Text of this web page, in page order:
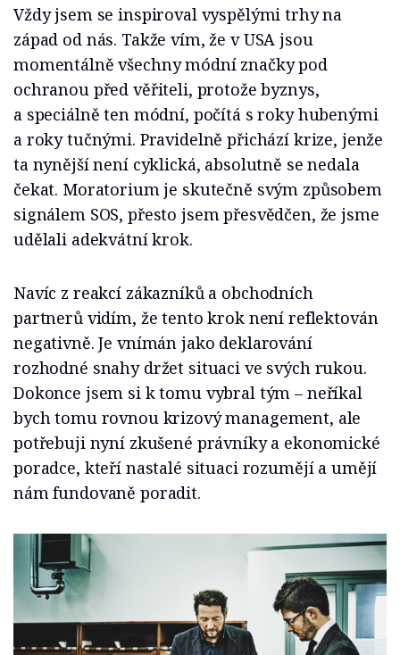
Vždy jsem se inspiroval vyspělými trhy na
západ od nás. Takže vím, že v USA jsou
momentálně všechny módní značky pod
ochranou před věřiteli, protože byznys,
a speciálně ten módní, počítá s roky hubenými
a roky tučnými. Pravidelně přichází krize, jenže
ta nynější není cyklická, absolutně se nedala
čekat. Moratorium je skutečně svým způsobem
signálem SOS, přesto jsem přesvědčen, že jsme
udělali adekvátní krok.
Navíc z reakcí zákazníků a obchodních
partnerů vidím, že tento krok není reflektován
negativně. Je vnímán jako deklarování
rozhodné snahy držet situaci ve svých rukou.
Dokonce jsem si k tomu vybral tým – neříkal
bych tomu rovnou krizový management, ale
potřebuji nyní zkušené právníky a ekonomické
poradce, kteří nastalé situaci rozumějí a umějí
nám fundovaně poradit.